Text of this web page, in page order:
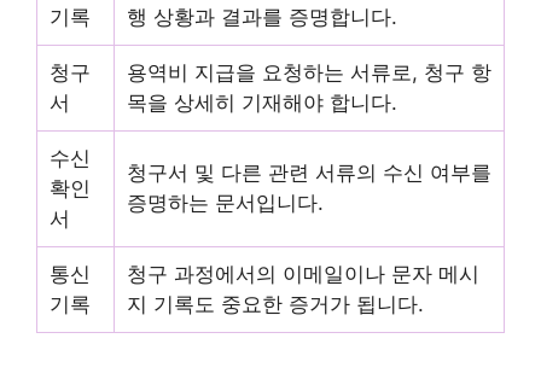
기록
행 상황과 결과를 증명합니다.
청구
서
용역비 지급을 요청하는 서류로, 청구 항
목을 상세히 기재해야 합니다.
수신
확인
서
청구서 및 다른 관련 서류의 수신 여부를
증명하는 문서입니다.
통신
기록
청구 과정에서의 이메일이나 문자 메시
지 기록도 중요한 증거가 됩니다.